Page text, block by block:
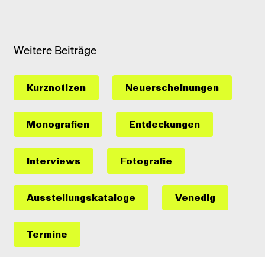
Weitere Beiträge
Kurznotizen Neuerscheinungen
Monografien Entdeckungen
Interviews Fotografie
Ausstellungs­kataloge Venedig
Termine